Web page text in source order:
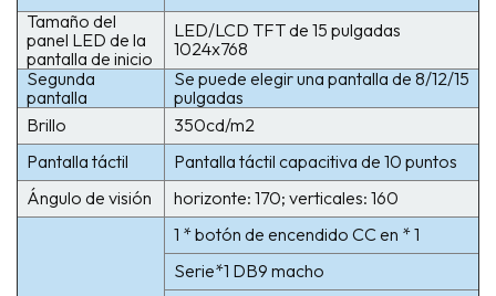
Tamaño del
panel LED de la
pantalla de inicio
LED/LCD TFT de 15 pulgadas
1024x768
Segunda
pantalla
Se puede elegir una pantalla de 8/12/15
pulgadas
Brillo
350cd/m2
Pantalla táctil
Pantalla táctil capacitiva de 10 puntos
Ángulo de visión
horizonte: 170; verticales: 160
1 * botón de encendido CC en * 1
Serie*1 DB9 macho